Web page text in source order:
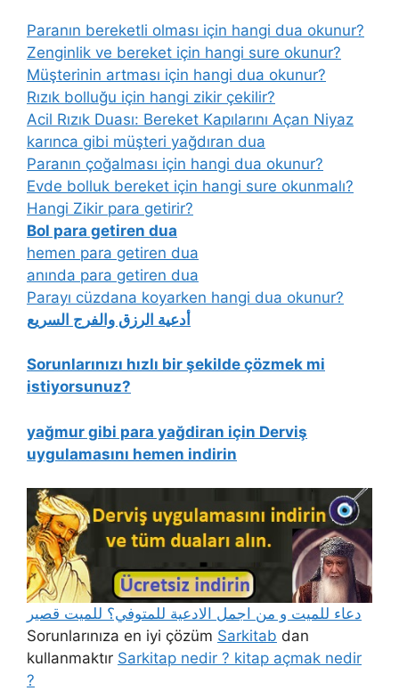
Paranın bereketli olması için hangi dua okunur?
Zenginlik ve bereket için hangi sure okunur?
Müşterinin artması için hangi dua okunur?
Rızık bolluğu için hangi zikir çekilir?
Acil Rızık Duası: Bereket Kapılarını Açan Niyaz
karınca gibi müşteri yağdıran dua
Paranın çoğalması için hangi dua okunur?
Evde bolluk bereket için hangi sure okunmalı?
Hangi Zikir para getirir?
Bol para getiren dua
hemen para getiren dua
anında para getiren dua
Parayı cüzdana koyarken hangi dua okunur?
أدعية الرزق والفرج السريع
Sorunlarınızı hızlı bir şekilde çözmek mi
istiyorsunuz?
yağmur gibi para yağdiran için Derviş
uygulamasını hemen indirin
دعاء للميت و من اجمل الادعية للمتوفي؟ للميت قصير
Sorunlarınıza en iyi çözüm Sarkitab dan
kullanmaktır Sarkitap nedir ? kitap açmak nedir
?